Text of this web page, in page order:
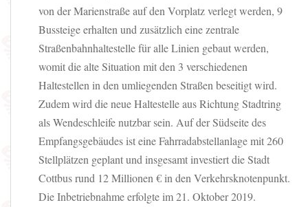
von der Marienstraße auf den Vorplatz verlegt werden, 9
Bussteige erhalten und zusätzlich eine zentrale
Straßenbahnhaltestelle für alle Linien gebaut werden,
womit die alte Situation mit den 3 verschiedenen
Haltestellen in den umliegenden Straßen beseitigt wird.
Zudem wird die neue Haltestelle aus Richtung Stadtring
als Wendeschleife nutzbar sein. Auf der Südseite des
Empfangsgebäudes ist eine Fahrradabstellanlage mit 260
Stellplätzen geplant und insgesamt investiert die Stadt
Cottbus rund 12 Millionen € in den Verkehrsknotenpunkt.
Die Inbetriebnahme erfolgte im 21. Oktober 2019.